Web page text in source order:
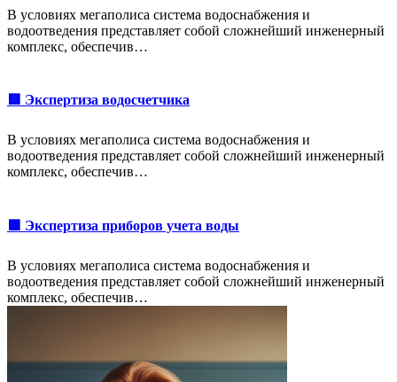
В условиях мегаполиса система водоснабжения и
водоотведения представляет собой сложнейший инженерный
комплекс, обеспечив…
🟥 Экспертиза водосчетчика
В условиях мегаполиса система водоснабжения и
водоотведения представляет собой сложнейший инженерный
комплекс, обеспечив…
🟩 Экспертиза приборов учета воды
В условиях мегаполиса система водоснабжения и
водоотведения представляет собой сложнейший инженерный
комплекс, обеспечив…